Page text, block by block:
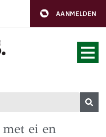
AANMELDEN
met ei en